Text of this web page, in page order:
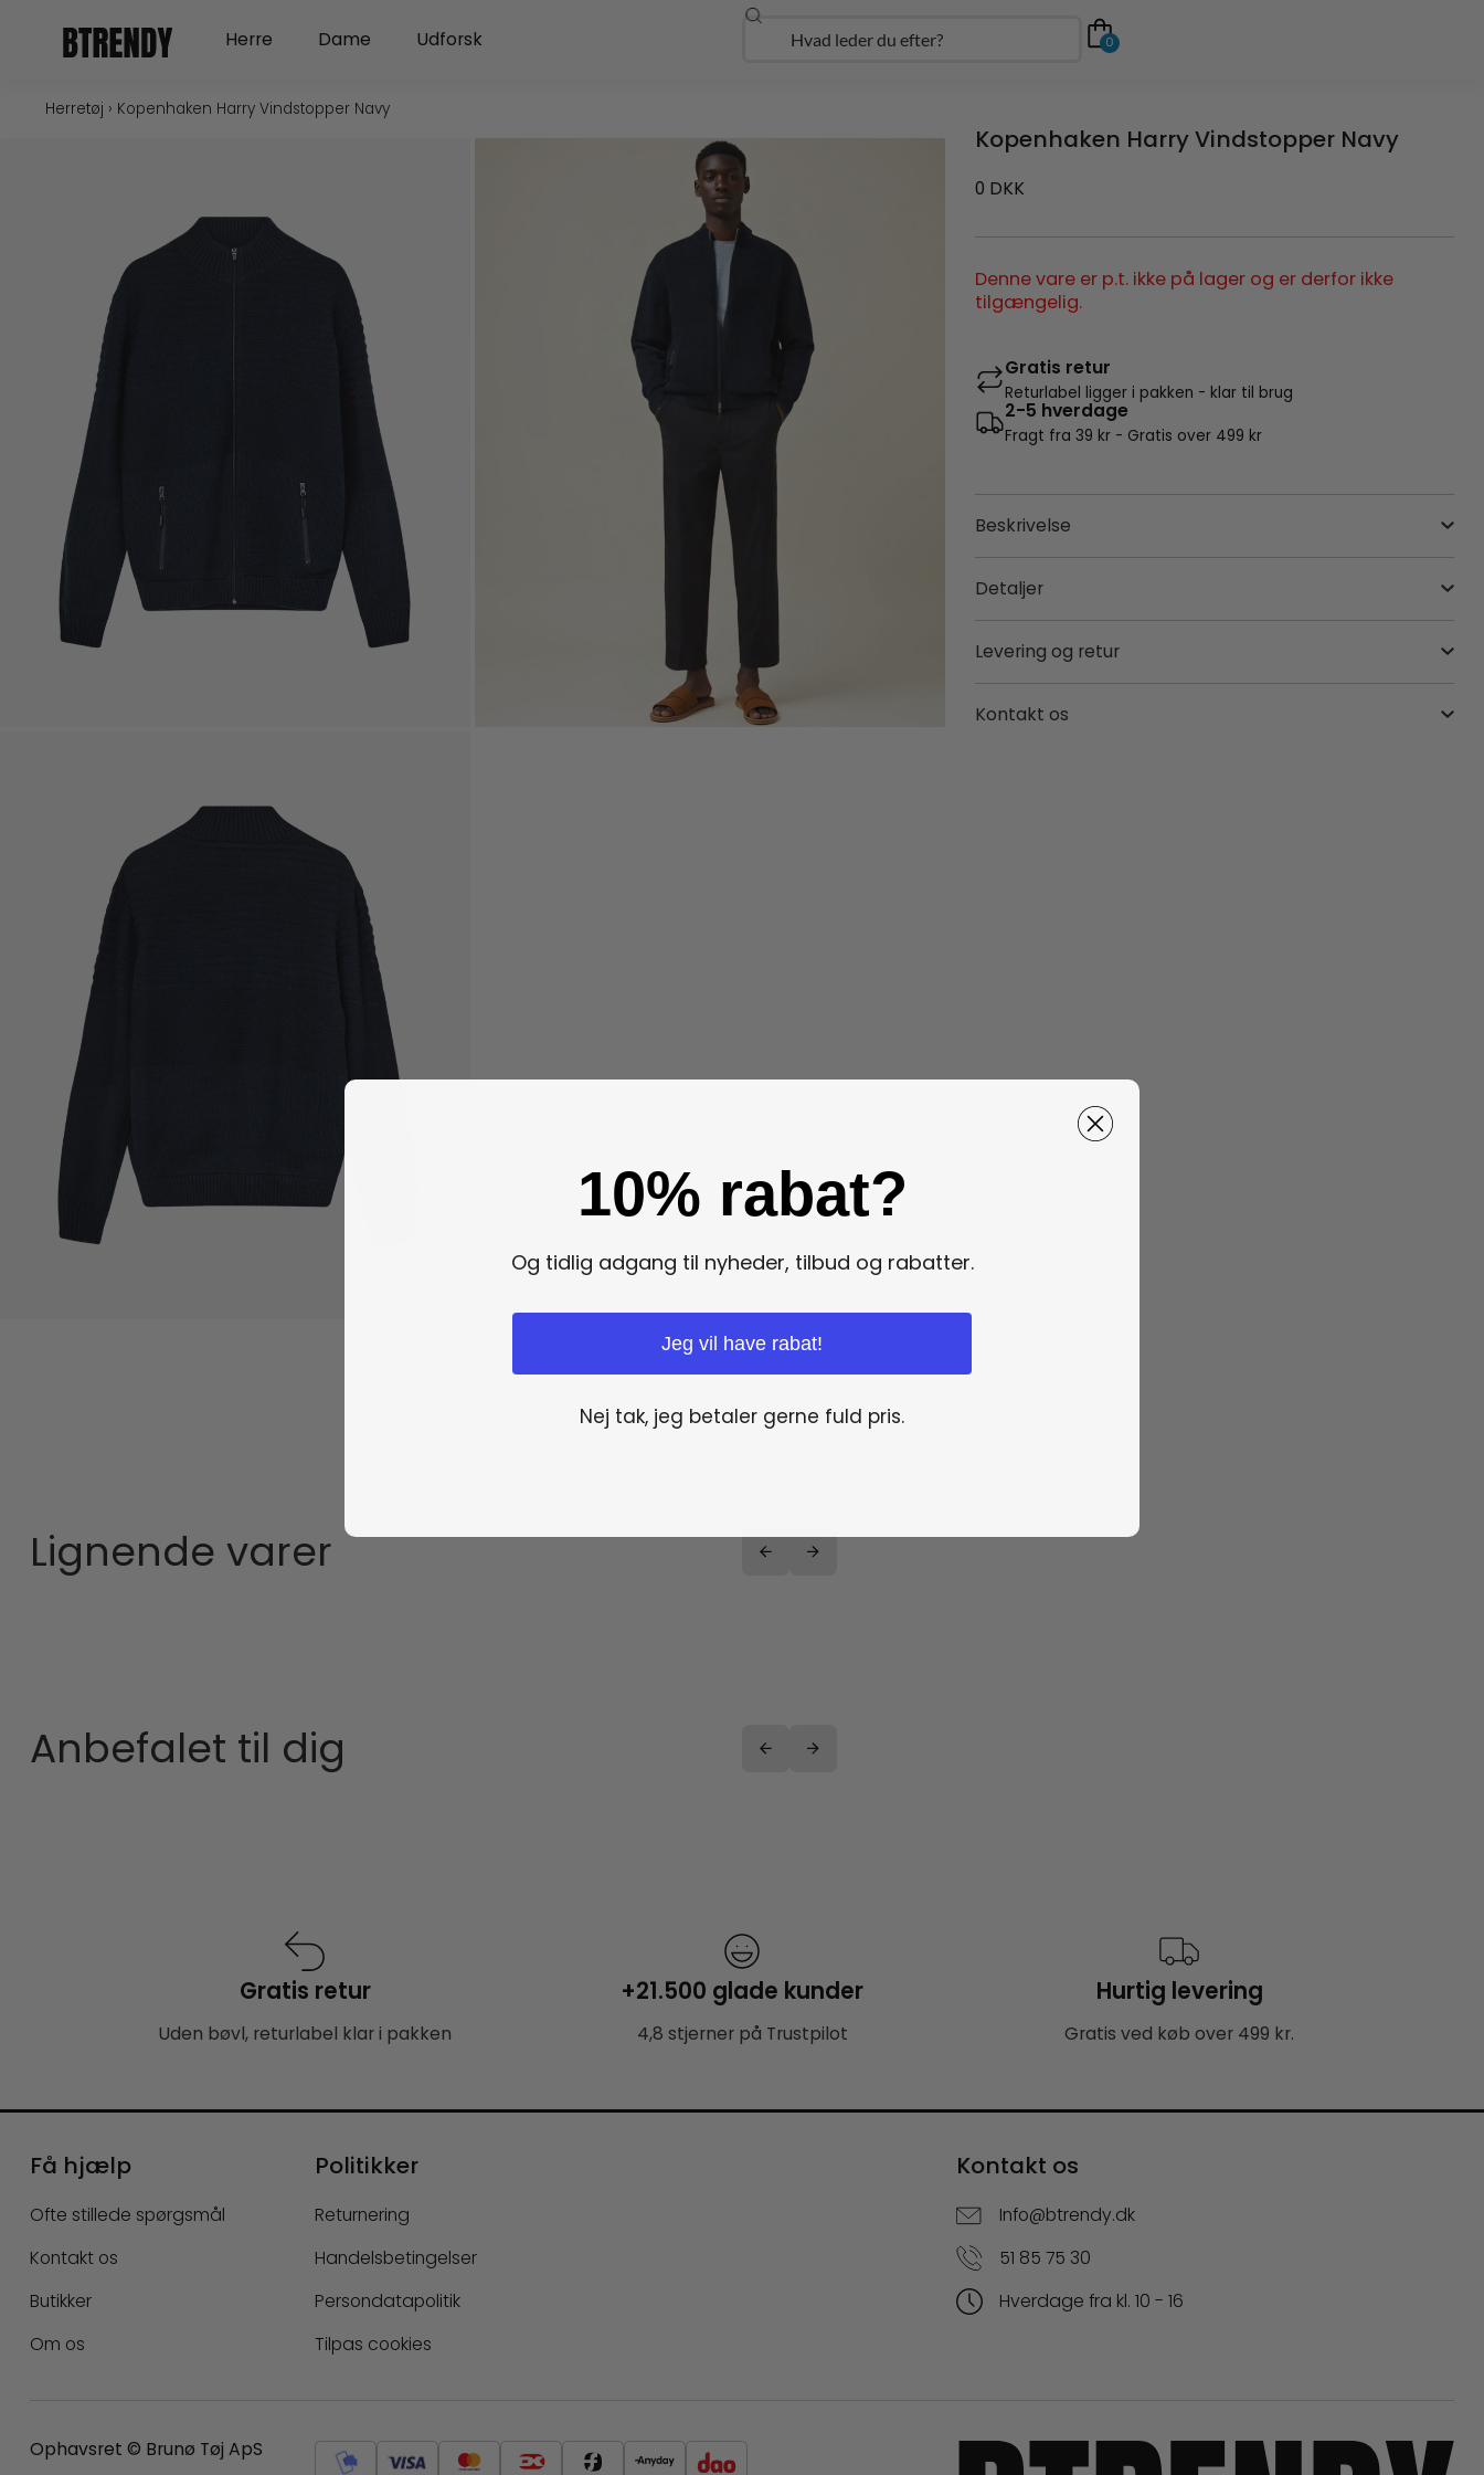
Herre Open Herre
Dame Open Dame
Udforsk Søg 0
Herretøj › Kopenhaken Harry Vindstopper Navy
Kopenhaken Harry Vindstopper Navy
0 DKK
Denne vare er p.t. ikke på lager og er derfor ikke
tilgængelig.
Gratis retur
Returlabel ligger i pakken - klar til brug
2-5 hverdage
Fragt fra 39 kr - Gratis over 499 kr
Beskrivelse
Detaljer
Levering og retur
Kontakt os
Lignende varer
Anbefalet til dig
Gratis retur
Uden bøvl, returlabel klar i pakken
+21.500 glade kunder
4,8 stjerner på Trustpilot
Hurtig levering
Gratis ved køb over 499 kr.
Få hjælp
Ofte stillede spørgsmål
Kontakt os
Butikker
Om os
Politikker
Returnering
Handelsbetingelser
Persondatapolitik
Tilpas cookies
Kontakt os
Info@btrendy.dk
51 85 75 30
Hverdage fra kl. 10 - 16
Ophavsret © Brunø Tøj ApS
10% rabat?
Og tidlig adgang til nyheder, tilbud og rabatter.
Jeg vil have rabat!
Nej tak, jeg betaler gerne fuld pris.